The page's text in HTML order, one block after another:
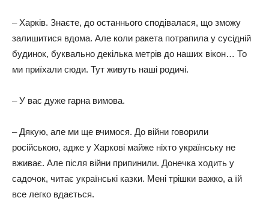
– Харків. Знаєте, до останнього сподівалася, що зможу
залишитися вдома. Але коли ракета потрапила у сусідній
будинок, буквально декілька метрів до наших вікон… То
ми приїхали сюди. Тут живуть наші родичі.
– У вас дуже гарна вимова.
– Дякую, але ми ще вчимося. До війни говорили
російською, адже у Харкові майже ніхто українську не
вживає. Але після війни припинили. Донечка ходить у
садочок, читає українські казки. Мені трішки важко, а їй
все легко вдається.